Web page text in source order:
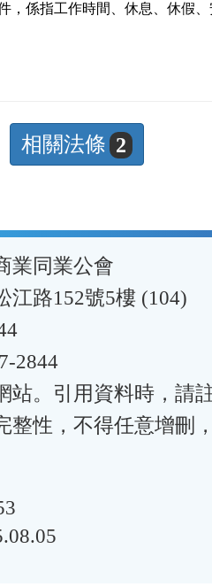
，係指工作時間、休息、休假
相關法條 2
業同業公會
江路152號5樓 (104)
2844
站。引用資料時，請
整性，不得任意增刪